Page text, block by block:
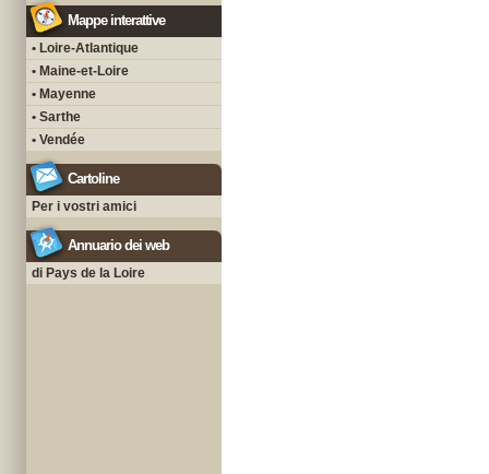
Mappe interattive
• Loire-Atlantique
• Maine-et-Loire
• Mayenne
• Sarthe
• Vendée
Cartoline
Per i vostri amici
Annuario dei web
di Pays de la Loire